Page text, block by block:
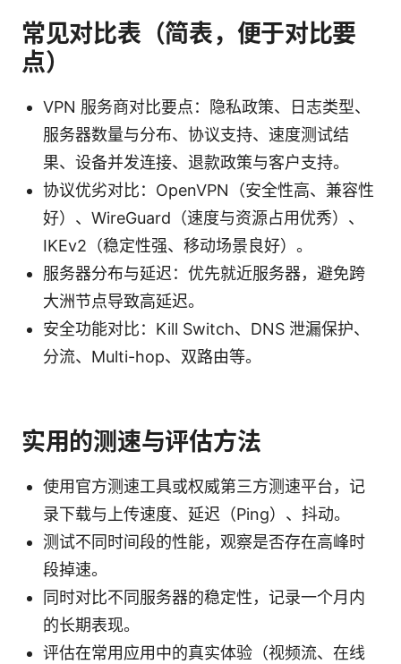
常见对比表（简表，便于对比要
点）
VPN 服务商对比要点：隐私政策、日志类型、
服务器数量与分布、协议支持、速度测试结
果、设备并发连接、退款政策与客户支持。
协议优劣对比：OpenVPN（安全性高、兼容性
好）、WireGuard（速度与资源占用优秀）、
IKEv2（稳定性强、移动场景良好）。
服务器分布与延迟：优先就近服务器，避免跨
大洲节点导致高延迟。
安全功能对比：Kill Switch、DNS 泄漏保护、
分流、Multi-hop、双路由等。
实用的测速与评估方法
使用官方测速工具或权威第三方测速平台，记
录下载与上传速度、延迟（Ping）、抖动。
测试不同时间段的性能，观察是否存在高峰时
段掉速。
同时对比不同服务器的稳定性，记录一个月内
的长期表现。
评估在常用应用中的真实体验（视频流、在线